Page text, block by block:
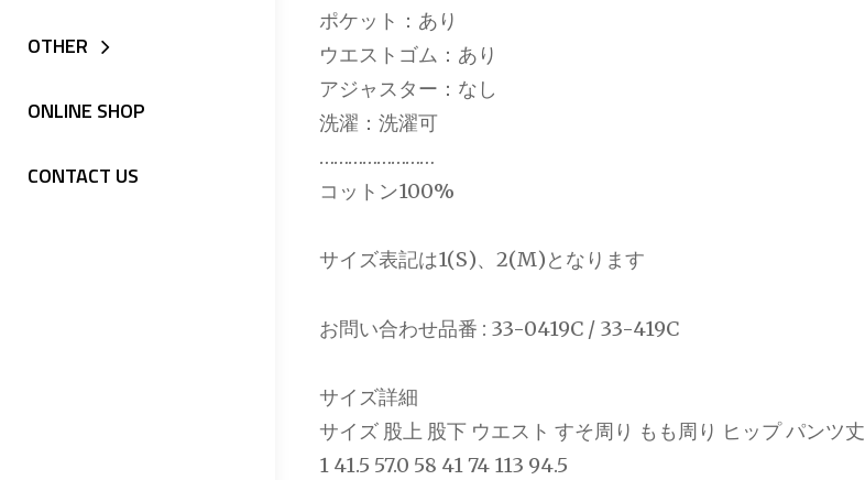
OTHER
ONLINE SHOP
CONTACT US
ポケット：あり
ウエストゴム：あり
アジャスター：なし
洗濯：洗濯可
……………………
コットン100%
サイズ表記は1(S)、2(M)となります
お問い合わせ品番 : 33-0419C / 33-419C
サイズ詳細
サイズ 股上 股下 ウエスト すそ周り もも周り ヒップ パンツ丈
1 41.5 57.0 58 41 74 113 94.5